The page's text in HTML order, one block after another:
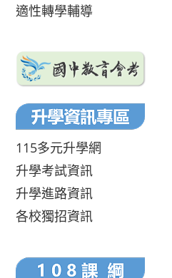
適性轉學輔導
115多元升學網
升學考試資訊
升學進路資訊
各校獨招資訊